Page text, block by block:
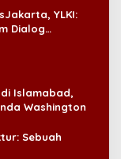
YLKI:
Dialog
Islamabad,
Washington
Sebuah